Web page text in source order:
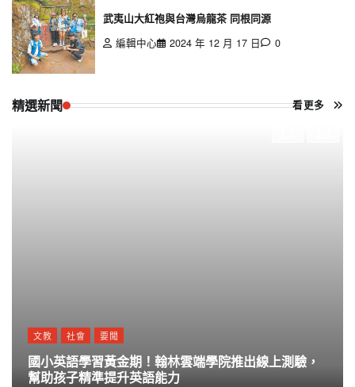
武夷山大紅袍與台灣烏龍茶 同根同源
編輯中心
2024 年 12 月 17 日 0
精選新聞 看更多
文教 社會 要聞
國小英語學習黃金期！翰林雲端學院推出線上測驗，
幫助孩子精準提升英語能力